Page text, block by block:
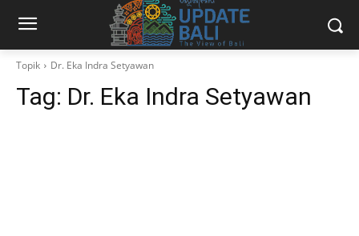
Topik Dr. Eka Indra Setyawan
Tag: Dr. Eka Indra Setyawan